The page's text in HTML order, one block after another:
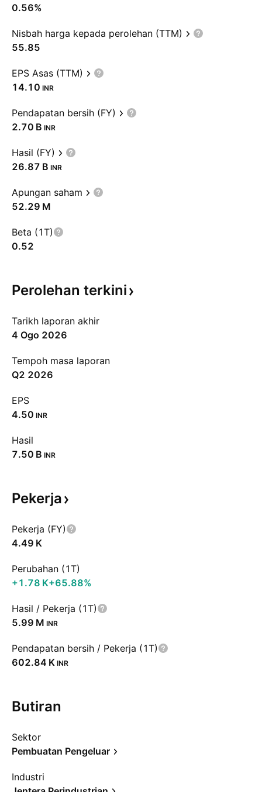
0.56%
Nisbah harga kepada perolehan (TTM)
55.85
EPS Asas (TTM)
14.10 INR
Pendapatan bersih (FY)
‪2.70 B‬ INR
Hasil (FY)
‪26.87 B‬ INR
Apungan saham
‪52.29 M‬
Beta (1T)
0.52
Perolehan terkini
Tarikh laporan akhir
4 Ogo 2026
Tempoh masa laporan
Q2 2026
EPS
4.50 INR
Hasil
‪7.50 B‬ INR
Pekerja
Pekerja (FY)
‪4.49 K‬
Perubahan (1T)
‪+1.78 K‬+65.88%
Hasil / Pekerja (1T)
‪5.99 M‬ INR
Pendapatan bersih / Pekerja (1T)
‪602.84 K‬ INR
Butiran
Sektor
Pembuatan Pengeluar
Industri